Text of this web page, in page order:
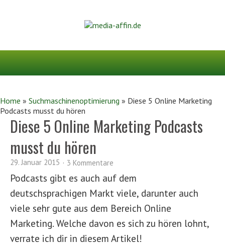
Home » Suchmaschinenoptimierung » Diese 5 Online Marketing
Podcasts musst du hören
Diese 5 Online Marketing Podcasts
musst du hören
29. Januar 2015 3 Kommentare
Podcasts gibt es auch auf dem
deutschsprachigen Markt viele, darunter auch
viele sehr gute aus dem Bereich Online
Marketing. Welche davon es sich zu hören lohnt,
verrate ich dir in diesem Artikel!